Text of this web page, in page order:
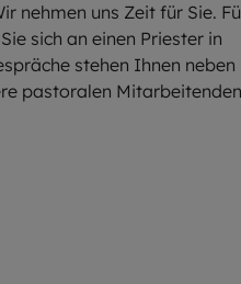
nehmen uns Zeit für Sie.
sich an einen Priester in
stehen Ihnen neben
pastoralen Mitarbeitenden